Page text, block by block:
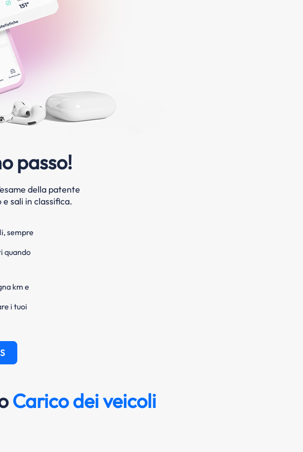
passo!
della patente
sali in classifica.
sempre
quando
km e
i tuoi
Carico dei veicoli